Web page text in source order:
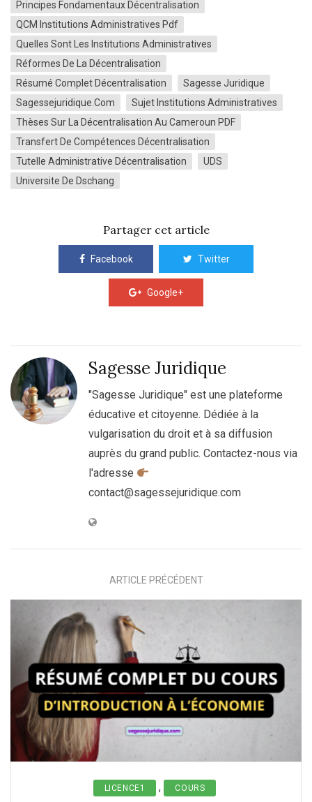
Principes Fondamentaux Décentralisation
QCM Institutions Administratives Pdf
Quelles Sont Les Institutions Administratives
Réformes De La Décentralisation
Résumé Complet Décentralisation
Sagesse Juridique
Sagessejuridique.com
Sujet Institutions Administratives
Thèses Sur La Décentralisation Au Cameroun PDF
Transfert De Compétences Décentralisation
Tutelle Administrative Décentralisation
UDS
Universite De Dschang
Partager cet article
Facebook Twitter
Google+
Sagesse Juridique
"Sagesse Juridique" est une plateforme
éducative et citoyenne. Dédiée à la
vulgarisation du droit et à sa diffusion
auprès du grand public. Contactez-nous via
l'adresse
contact@sagessejuridique.com
ARTICLE PRÉCÉDENT
LICENCE1 , COURS